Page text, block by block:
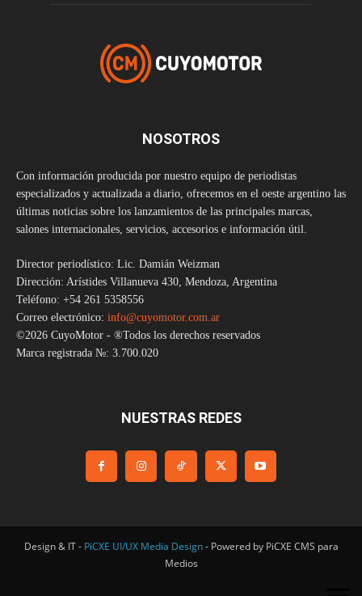
NOSOTROS
Con información producida por nuestro equipo de periodistas
especializados y actualizada a diario, ofrecemos en el oeste argentino las
últimas noticias sobre los lanzamientos de las principales marcas,
salones internacionales, servicios, accesorios e información útil.
Director periodístico: Lic. Damián Weizman
Dirección: Arístides Villanueva 430, Mendoza, Argentina
Teléfono: +54 261 5358556
Correo electrónico: info@cuyomotor.com.ar
©2026 CuyoMotor - ®Todos los derechos reservados
Marca registrada №: 3.700.020
NUESTRAS REDES
Design & IT - PiCXE UI/UX Media Design- Powered by PiCXE CMS para
Medios